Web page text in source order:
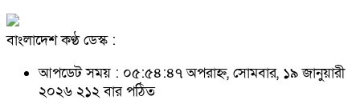
বাংলাদেশ কণ্ঠ ডেস্ক :
আপডেট সময় : ০৫:৫৪:৪৭ অপরাহ্ন, সোমবার, ১৯ জানুয়ারী
২০২৬ ২১২ বার পঠিত